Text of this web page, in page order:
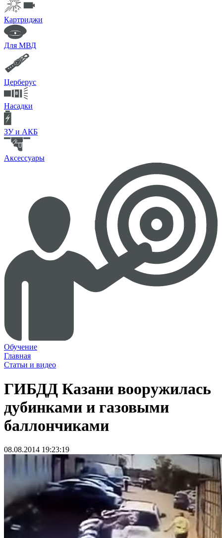
Картриджи
Для МВД
Церберус
Насадки
ЗУ и АКБ
Аксессуары
Обучение
Главная
Статьи и видео
ГИБДД Казани вооружилась
дубинками и газовыми
баллончиками
08.08.2014 19:23:19